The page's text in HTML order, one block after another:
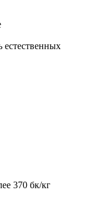
естественных
370 бк/кг